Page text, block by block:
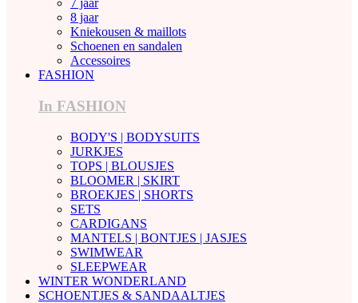
7 jaar
8 jaar
Kniekousen & maillots
Schoenen en sandalen
Accessoires
FASHION
In FASHION
BODY'S | BODYSUITS
JURKJES
TOPS | BLOUSJES
BLOOMER | SKIRT
BROEKJES | SHORTS
SETS
CARDIGANS
MANTELS | BONTJES | JASJES
SWIMWEAR
SLEEPWEAR
WINTER WONDERLAND
SCHOENTJES & SANDAALTJES